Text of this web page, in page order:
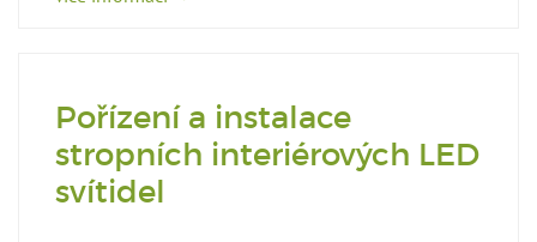
Pořízení a instalace
stropních interiérových LED
svítidel